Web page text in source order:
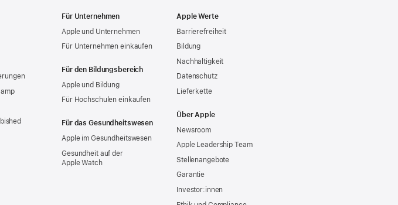
Für Unternehmen
Apple und Unternehmen
Für Unternehmen einkaufen
Für den Bildungsbereich
Apple und Bildung
Für Hochschulen einkaufen
Für das Gesundheitswesen
Apple im Gesundheitswesen
Gesundheit auf der
Apple Watch
Apple Werte
Barrierefreiheit
Bildung
Nachhaltigkeit
Datenschutz
Lieferkette
Über Apple
Newsroom
Apple Leadership Team
Stellenangebote
Garantie
Investor:innen